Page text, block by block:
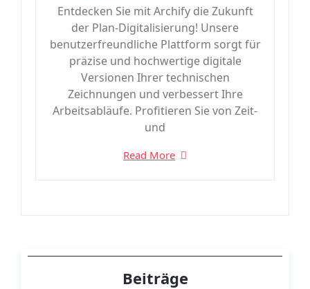
Entdecken Sie mit Archify die Zukunft
der Plan-Digitalisierung! Unsere
benutzerfreundliche Plattform sorgt für
präzise und hochwertige digitale
Versionen Ihrer technischen
Zeichnungen und verbessert Ihre
Arbeitsabläufe. Profitieren Sie von Zeit-
und
Read More
Beiträge